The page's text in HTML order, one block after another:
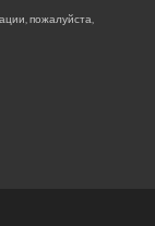
пожалуйста,